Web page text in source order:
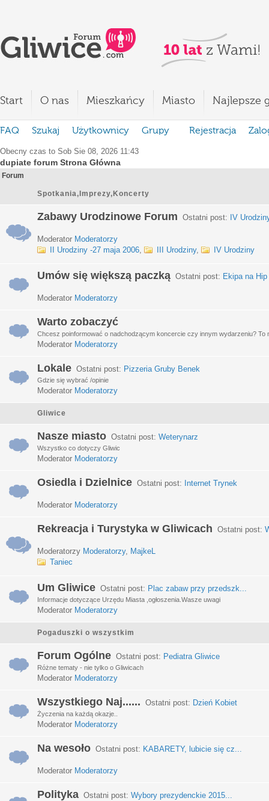
Start O nas Mieszkańcy Miasto Najlepsze
FAQ Szukaj Użytkownicy Grupy Rejestracja
Obecny czas to Sob Sie 08, 2026 11:43
dupiate forum Strona Główna
Forum
Spotkania,Imprezy,Koncerty
Zabawy Urodzinowe Forum Ostatni post: IV
Moderator Moderatorzy
II Urodziny -27 maja 2006, III Urodziny, IV Urodziny
Umów się większą paczką Ostatni post: Ekipa na
Moderator Moderatorzy
Warto zobaczyć
Chcesz poinformować o nadchodzącym koncercie czy innym wydarzeniu? To
Moderator Moderatorzy
Lokale Ostatni post: Pizzeria Gruby Benek
Gdzie się wybrać /opinie
Moderator Moderatorzy
Gliwice
Nasze miasto Ostatni post: Weterynarz
Wszystko co dotyczy Gliwic
Moderator Moderatorzy
Osiedla i Dzielnice Ostatni post: Internet Trynek
Moderator Moderatorzy
Rekreacja i Turystyka w Gliwicach Ostatni post:
Moderatorzy Moderatorzy, MajkeL
Taniec
Um Gliwice Ostatni post: Plac zabaw przy przedszk...
Informacje dotyczące Urzędu Miasta ,ogłoszenia.Wasze uwagi
Moderator Moderatorzy
Pogaduszki o wszystkim
Forum Ogólne Ostatni post: Pediatra Gliwice
Różne tematy - nie tylko o Gliwicach
Moderator Moderatorzy
Wszystkiego Naj...... Ostatni post: Dzień Kobiet
Życzenia na każdą okazje..
Moderator Moderatorzy
Na wesoło Ostatni post: KABARETY, lubicie się cz...
Moderator Moderatorzy
Polityka Ostatni post: Wybory prezydenckie 2015...